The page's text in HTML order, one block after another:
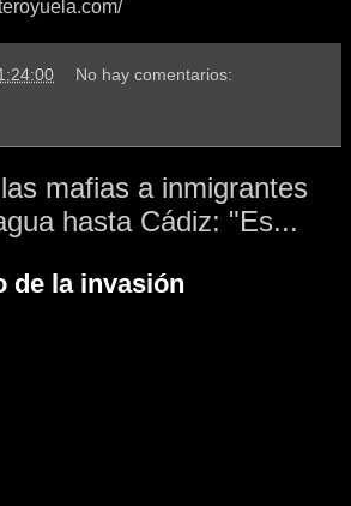
No hay comentarios:
mafias a inmigrantes
hasta Cádiz: "Es...
de la invasión